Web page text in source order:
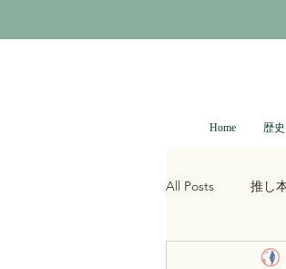
Home 歴
All Posts 推し
大河ドラマ